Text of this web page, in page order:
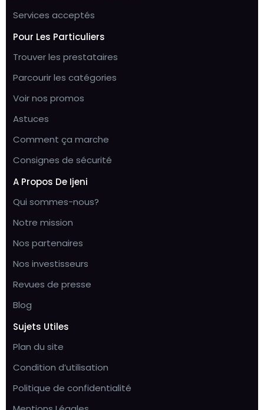
Services acceptés
Pour Les Particuliers
Trouver les prestataires
Parcourir les catégories
Voir nos promos
Astuces
Comment ça marche
Consignes de sécurité
A Propos De Ijeni
Qui sommes-nous?
Notre mission
Nos partenaires
Nos investisseurs
Revues de presse
Blog
Sujets Utiles
Plan du site
Condition d’utilisation
Politique de confidentialité